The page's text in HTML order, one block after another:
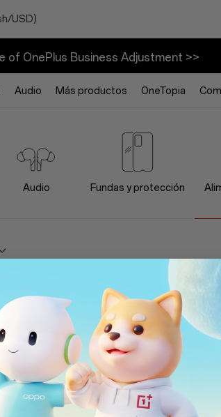
USD)
of OnePlus Business Adjustment >>
Audio Más productos OneTopia
Audio Fundas y protección